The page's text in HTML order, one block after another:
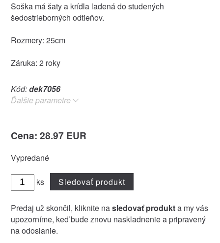
Soška má šaty a krídla ladená do studených
šedostrieborných odtieňov.
Rozmery: 25cm
Záruka: 2 roky
Kód:dek7056
Ďalšie parametre
Cena: 28.97 EUR
Vypredané
ks Sledovať produkt
Predaj už skončil, kliknite nasledovať produkta my vás
upozorníme, keď bude znovu naskladnenie a pripravený
na odoslanie.